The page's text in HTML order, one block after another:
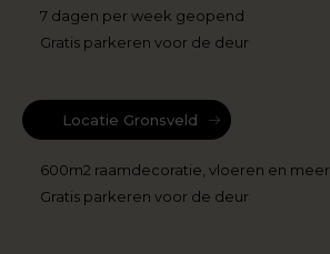
7 dagen per week geopend
Gratis parkeren voor de deur
Locatie Gronsveld
600m2 raamdecoratie, vloeren en meer
Gratis parkeren voor de deur